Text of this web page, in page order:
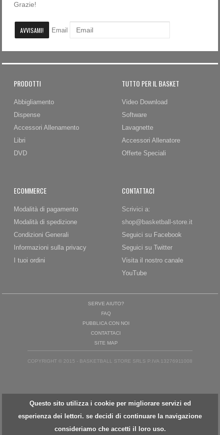
Grazie!
Email
PRODOTTI
Abbigliamento
Dispense
Accessori Allenamento
Libri
DVD
TUTTO PER IL BASKET
Video Download
Software
Lavagnette
Accessori Allenatore
Offerte Speciali
ECOMMERCE
Modalità di pagamento
Modalità di spedizione
Condizioni Generali
Informazioni sulla privacy
I tuoi ordini
CONTATTACI
Scrivici a:
shop@basketball-store.it
Seguici su Facebook
Seguici su Twitter
Visita il nostro canale
YouTube
SERVE AIUTO?
FAQ
PUBBLICA CON NOI
CONTATTACI
SITE MAP
COPYRIGHT © 2015 - BASKETBALL STORE SRLS P.IVA 13276911008
Questo sito utilizza i cookie per migliorare servizi ed
esperienza dei lettori. se decidi di continuare la navigazione
consideriamo che accetti il loro uso.